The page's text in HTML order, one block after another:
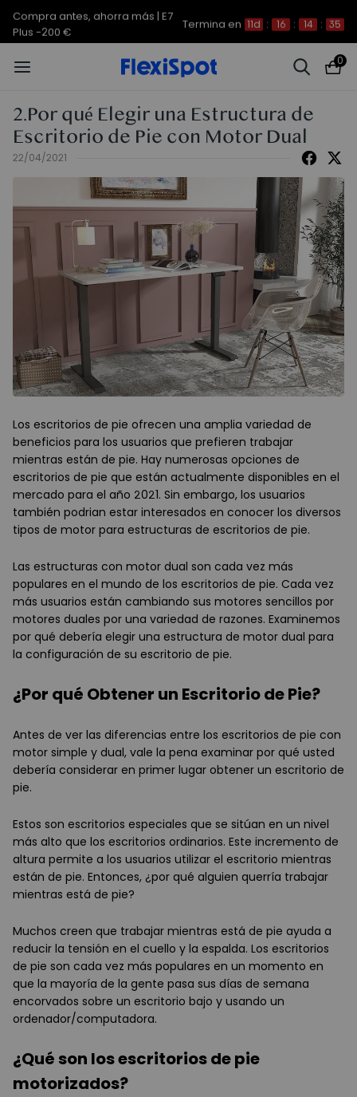
Compra antes, ahorra más | E7
Plus -200 €
Termina en 11d : 16 : 14 : 35
0
2.Por qué Elegir una Estructura de
Escritorio de Pie con Motor Dual
22/04/2021
Los escritorios de pie ofrecen una amplia variedad de
beneficios para los usuarios que prefieren trabajar
mientras están de pie. Hay numerosas opciones de
escritorios de pie que están actualmente disponibles en el
mercado para el año 2021. Sin embargo, los usuarios
también podrian estar interesados en conocer los diversos
tipos de motor para estructuras de escritorios de pie.
Las estructuras con motor dual son cada vez más
populares en el mundo de los escritorios de pie. Cada vez
más usuarios están cambiando sus motores sencillos por
motores duales por una variedad de razones. Examinemos
por qué debería elegir una estructura de motor dual para
la configuración de su escritorio de pie.
¿Por qué Obtener un Escritorio de Pie?
Antes de ver las diferencias entre los escritorios de pie con
motor simple y dual, vale la pena examinar por qué usted
debería considerar en primer lugar obtener un escritorio de
pie.
Estos son escritorios especiales que se sitúan en un nivel
más alto que los escritorios ordinarios. Este incremento de
altura permite a los usuarios utilizar el escritorio mientras
están de pie. Entonces, ¿por qué alguien querría trabajar
mientras está de pie?
Muchos creen que trabajar mientras está de pie ayuda a
reducir la tensión en el cuello y la espalda. Los escritorios
de pie son cada vez más populares en un momento en
que la mayoría de la gente pasa sus días de semana
encorvados sobre un escritorio bajo y usando un
ordenador/computadora.
¿Qué son los escritorios de pie
motorizados?